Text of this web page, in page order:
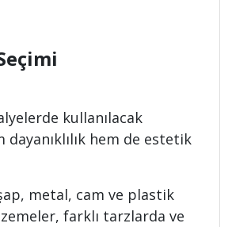
kullanılacak
dayanıklılık hem de estetik
metal, cam ve plastik
farklı tarzlarda ve